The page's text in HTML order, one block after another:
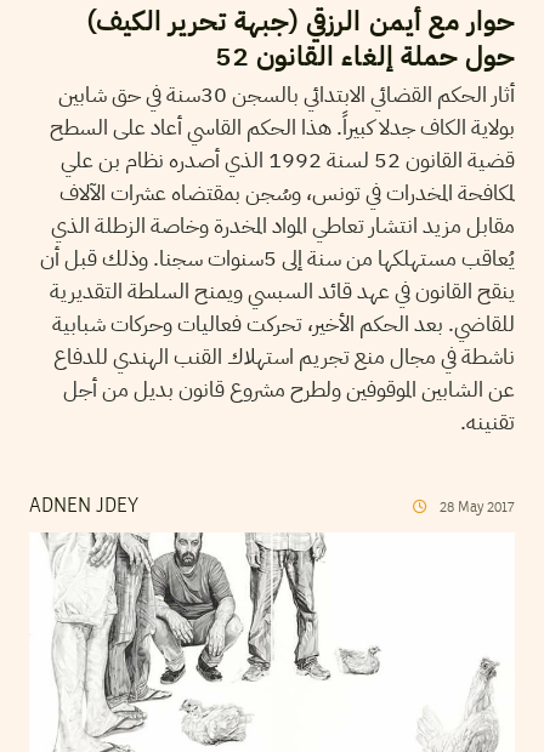
حوار مع أيمن الرزقي (جبهة تحرير الكيف)
حول حملة إلغاء القانون 52
أثار الحكم القضائي الابتدائي بالسجن 30سنة في حق شابين
بولاية الكاف جدلا كبيراً. هذا الحكم القاسي أعاد على السطح
قضية القانون 52 لسنة 1992 الذي أصدره نظام بن علي
لمكافحة المخدرات في تونس، وسُجن بمقتضاه عشرات الآلاف
مقابل مزيد انتشار تعاطي المواد المخدرة وخاصة الزطلة الذي
يُعاقب مستهلكها من سنة إلى 5سنوات سجنا. وذلك قبل أن
ينقح القانون في عهد قائد السبسي ويمنح السلطة التقديرية
للقاضي. بعد الحكم الأخير، تحركت فعاليات وحركات شبابية
ناشطة في مجال منع تجريم استهلاك القنب الهندي للدفاع
عن الشابين الموقوفين ولطرح مشروع قانون بديل من أجل
تقنينه.
ADNEN JDEY 28 May 2017